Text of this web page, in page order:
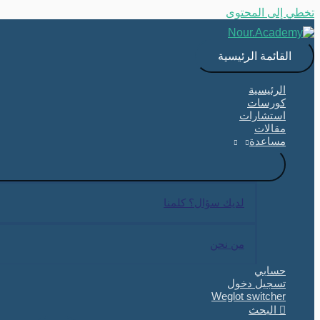
تخطي إلى المحتوى
القائمة الرئيسية
الرئيسية
كورسات
استشارات
مقالات
مساعدة
لديك سؤال؟ كلمنا
من نحن
حسابي
تسجيل دخول
Weglot switcher
البحث